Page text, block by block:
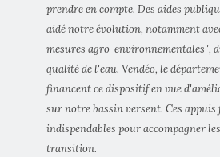
prendre en compte. Des aides
aidé notre évolution, notamment
mesures agro-environnementales",
qualité de l'eau. Vendéo, le
financent ce dispositif en vue
sur notre bassin versent. Ces
indispendables pour accompagner
transition.